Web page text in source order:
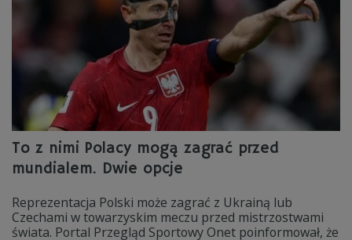
To z nimi Polacy mogą zagrać przed
mundialem. Dwie opcje
Reprezentacja Polski może zagrać z Ukrainą lub
Czechami w towarzyskim meczu przed mistrzostwami
świata. Portal Przegląd Sportowy Onet poinformował, że